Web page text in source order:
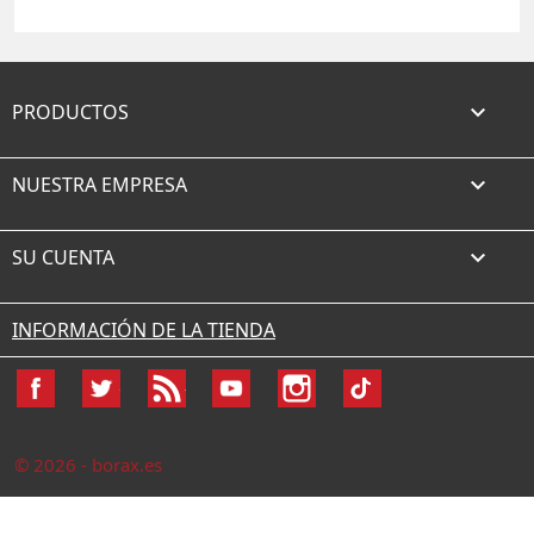
PRODUCTOS 
NUESTRA EMPRESA 
SU CUENTA 
INFORMACIÓN DE LA TIENDA
Facebook Twitter YouTube Instagram
© 2026 - borax.es